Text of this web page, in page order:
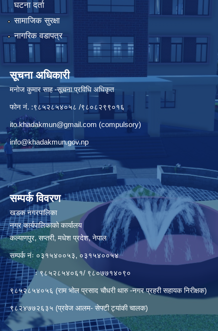
घटना दर्ता
सामाजिक सुरक्षा
नागरिक वडापत्र
सूचना अधिकारी
मनाेज कुमार साह -सूचना प्रविधि अधिकृत
फोन नं. :९८५२८५४०५८ /९८०८२९९०१६
ito.khadakmun@gmail.com (compulsory)
info@khadakmun.gov.np
सम्पर्क विवरण
खडक नगरपालिका
नगर कार्यपालिकाको कार्यालय
कल्याणपुर, सप्तरी, मधेश प्रदेश, नेपाल
सम्पर्क नंः ०३१५४००५३, ०३१५४००५४
ः ९८५२८५४०६१/ ९८०७७१४०९०
९८५२८५४०५६ (राम भोल प्रसाद चौधरी थारु -नगर प्रहरी सहायक निरीक्षक)
९८२४७७२६३५ (प्रवेज आलम- सेफ्टी ट्यांकी चालक)